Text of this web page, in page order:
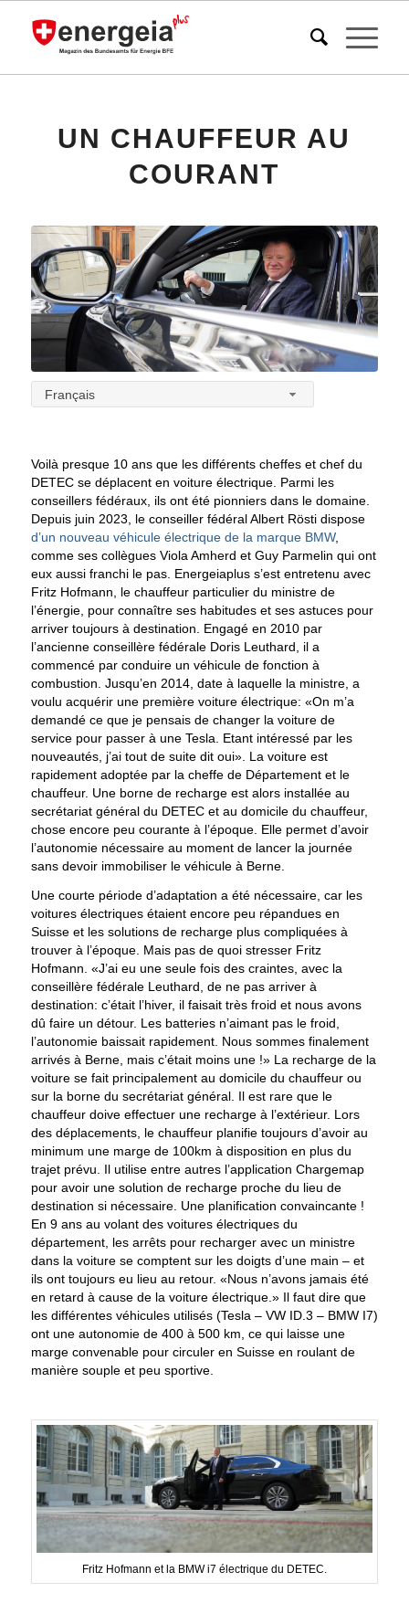
UN CHAUFFEUR AU
COURANT
Français
Voilà presque 10 ans que les différents cheffes et chef du
DETEC se déplacent en voiture électrique. Parmi les
conseillers fédéraux, ils ont été pionniers dans le domaine.
Depuis juin 2023, le conseiller fédéral Albert Rösti dispose
d’un nouveau véhicule électrique de la marque BMW,
comme ses collègues Viola Amherd et Guy Parmelin qui ont
eux aussi franchi le pas. Energeiaplus s’est entretenu avec
Fritz Hofmann, le chauffeur particulier du ministre de
l’énergie, pour connaître ses habitudes et ses astuces pour
arriver toujours à destination. Engagé en 2010 par
l’ancienne conseillère fédérale Doris Leuthard, il a
commencé par conduire un véhicule de fonction à
combustion. Jusqu’en 2014, date à laquelle la ministre, a
voulu acquérir une première voiture électrique: «On m’a
demandé ce que je pensais de changer la voiture de
service pour passer à une Tesla. Etant intéressé par les
nouveautés, j’ai tout de suite dit oui». La voiture est
rapidement adoptée par la cheffe de Département et le
chauffeur. Une borne de recharge est alors installée au
secrétariat général du DETEC et au domicile du chauffeur,
chose encore peu courante à l’époque. Elle permet d’avoir
l’autonomie nécessaire au moment de lancer la journée
sans devoir immobiliser le véhicule à Berne.
Une courte période d’adaptation a été nécessaire, car les
voitures électriques étaient encore peu répandues en
Suisse et les solutions de recharge plus compliquées à
trouver à l’époque. Mais pas de quoi stresser Fritz
Hofmann. «J’ai eu une seule fois des craintes, avec la
conseillère fédérale Leuthard, de ne pas arriver à
destination: c’était l’hiver, il faisait très froid et nous avons
dû faire un détour. Les batteries n’aimant pas le froid,
l’autonomie baissait rapidement. Nous sommes finalement
arrivés à Berne, mais c’était moins une !» La recharge de la
voiture se fait principalement au domicile du chauffeur ou
sur la borne du secrétariat général. Il est rare que le
chauffeur doive effectuer une recharge à l’extérieur. Lors
des déplacements, le chauffeur planifie toujours d’avoir au
minimum une marge de 100km à disposition en plus du
trajet prévu. Il utilise entre autres l’application Chargemap
pour avoir une solution de recharge proche du lieu de
destination si nécessaire. Une planification convaincante !
En 9 ans au volant des voitures électriques du
département, les arrêts pour recharger avec un ministre
dans la voiture se comptent sur les doigts d’une main – et
ils ont toujours eu lieu au retour. «Nous n’avons jamais été
en retard à cause de la voiture électrique.» Il faut dire que
les différentes véhicules utilisés (Tesla – VW ID.3 – BMW I7)
ont une autonomie de 400 à 500 km, ce qui laisse une
marge convenable pour circuler en Suisse en roulant de
manière souple et peu sportive.
Fritz Hofmann et la BMW i7 électrique du DETEC.